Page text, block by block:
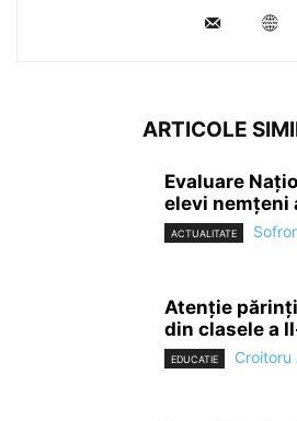
ARTICOLE
Evaluare
elevi nemțeni
ACTUALITATE
Atenție
din clasele a
EDUCATIE Croitoru